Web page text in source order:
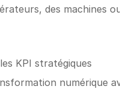
des machines
KPI stratégiques
numérique